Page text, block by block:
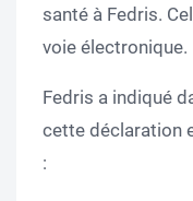
santé à Fedris.
voie électronique.
Fedris a indiqué
cette déclaration
: